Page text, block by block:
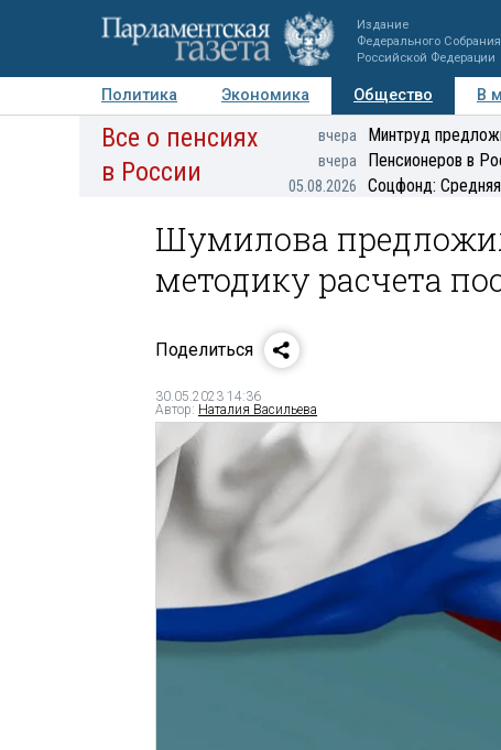
Издание
Федерального Собрания
Российской Федерации
Политика Экономика Общество В
Авторы Персоны Мнения Регионы
Все о пенсиях
в России
вчера Минтруд
вчера Пенсионеров в
05.08.2026 Соцфонд:
Шумилова
методику расчета
Поделиться
30.05.2023 14:36
Автор: Наталия Васильева